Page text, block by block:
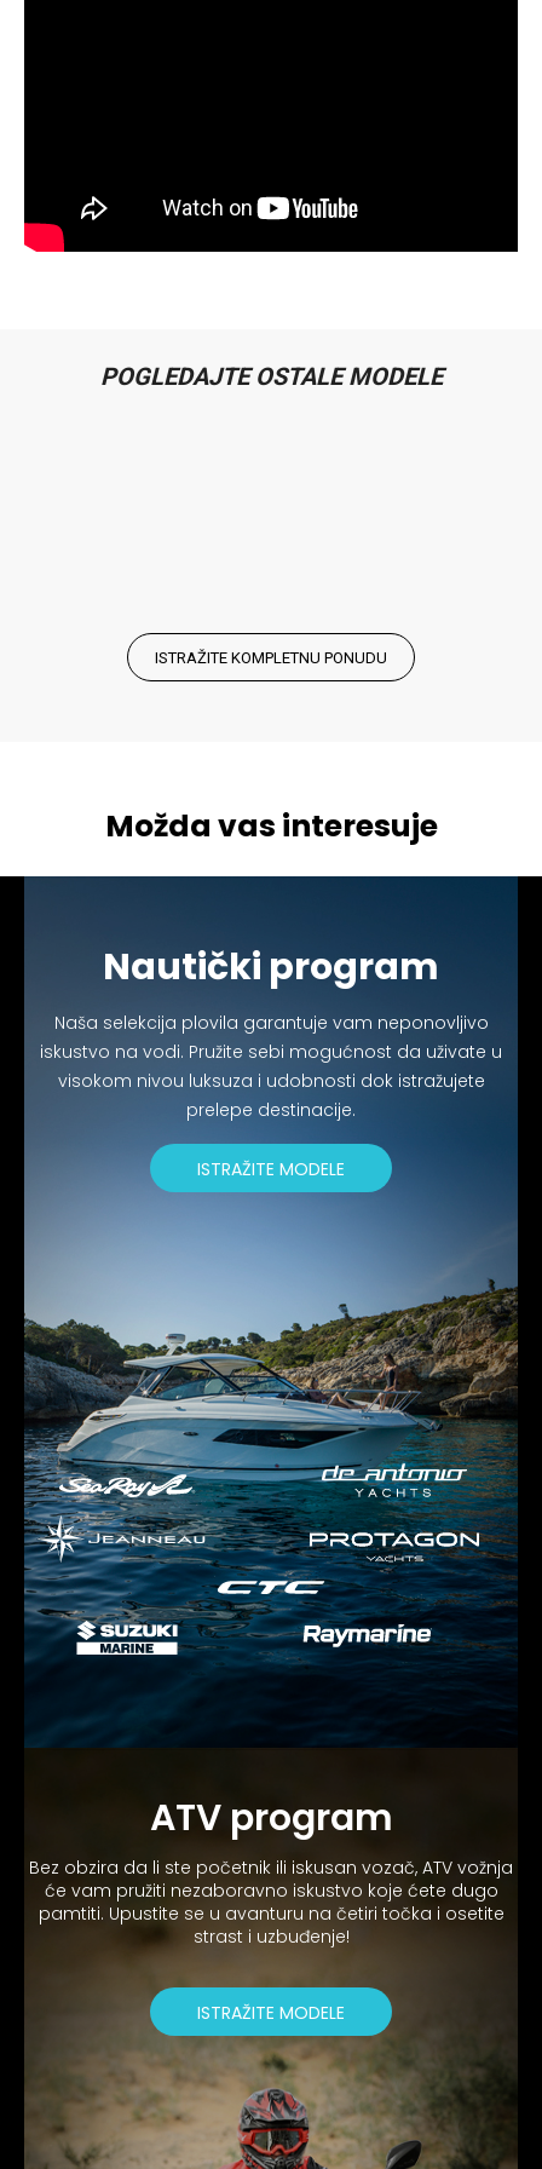
POGLEDAJTE OSTALE MODELE
ISTRAŽITE KOMPLETNU PONUDU
Možda vas interesuje
Nautički program
Naša selekcija plovila garantuje vam neponovljivo
iskustvo na vodi. Pružite sebi mogućnost da uživate u
visokom nivou luksuza i udobnosti dok istražujete
prelepe destinacije.
ISTRAŽITE MODELE
ATV program
Bez obzira da li ste početnik ili iskusan vozač, ATV vožnja
će vam pružiti nezaboravno iskustvo koje ćete dugo
pamtiti. Upustite se u avanturu na četiri točka i osetite
strast i uzbuđenje!
ISTRAŽITE MODELE